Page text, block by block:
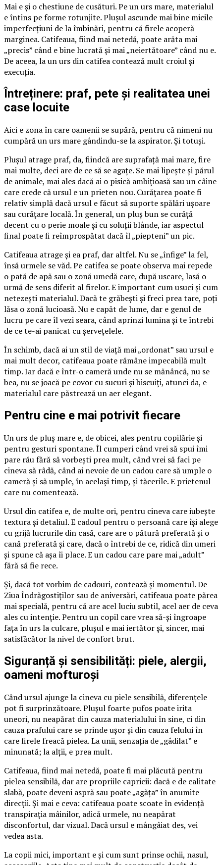
Mai e și o chestiune de cusături. Pe un urs mare, materialul
e întins pe forme rotunjite. Plușul ascunde mai bine micile
imperfecțiuni de la îmbinări, pentru că firele acoperă
marginea. Catifeaua, fiind mai netedă, poate arăta mai
„precis” când e bine lucrată și mai „neiertătoare” când nu e.
De aceea, la un urs din catifea contează mult croiul și
execuția.
Întreținere: praf, pete și realitatea unei
case locuite
Aici e zona în care oamenii se supără, pentru că nimeni nu
cumpără un urs mare gândindu-se la aspirator. Și totuși.
Plușul atrage praf, da, fiindcă are suprafață mai mare, fire
mai multe, deci are de ce să se agațe. Se mai lipește și părul
de animale, mai ales dacă ai o pisică ambițioasă sau un câine
care crede că ursul e un prieten nou. Curățarea poate fi
relativ simplă dacă ursul e făcut să suporte spălări ușoare
sau curățare locală. În general, un pluș bun se curăță
decent cu o perie moale și cu soluții blânde, iar aspectul
final poate fi reîmprospătat dacă îl „piepteni” un pic.
Catifeaua atrage și ea praf, dar altfel. Nu se „înfige” la fel,
însă urmele se văd. Pe catifea se poate observa mai repede
o pată de apă sau o zonă umedă care, după uscare, lasă o
urmă de sens diferit al firelor. E important cum usuci și cum
netezești materialul. Dacă te grăbești și freci prea tare, poți
lăsa o zonă lucioasă. Nu e capăt de lume, dar e genul de
lucru pe care îl vezi seara, când aprinzi lumina și te întrebi
de ce te-ai panicat cu șervețelele.
În schimb, dacă ai un stil de viață mai „ordonat” sau ursul e
mai mult decor, catifeaua poate rămâne impecabilă mult
timp. Iar dacă e într-o cameră unde nu se mănâncă, nu se
bea, nu se joacă pe covor cu sucuri și biscuiți, atunci da, e
materialul care păstrează un aer elegant.
Pentru cine e mai potrivit fiecare
Un urs de pluș mare e, de obicei, ales pentru copilărie și
pentru gesturi spontane. Îl cumperi când vrei să spui îmi
pare rău fără să vorbești prea mult, când vrei să faci pe
cineva să râdă, când ai nevoie de un cadou care să umple o
cameră și să umple, în același timp, și tăcerile. E prietenul
care nu comentează.
Ursul din catifea e, de multe ori, pentru cineva care iubește
textura și detaliul. E cadoul pentru o persoană care își alege
cu grijă lucrurile din casă, care are o pătură preferată și o
cană preferată și care, dacă o întrebi de ce, ridică din umeri
și spune că așa îi place. E un cadou care pare mai „adult”
fără să fie rece.
Și, dacă tot vorbim de cadouri, contează și momentul. De
Ziua Îndrăgostiților sau de aniversări, catifeaua poate părea
mai specială, pentru că are acel luciu subtil, acel aer de ceva
ales cu intenție. Pentru un copil care vrea să-și îngroape
fața în urs la culcare, plușul e mai iertător și, sincer, mai
satisfăcător la nivel de confort brut.
Siguranță și sensibilități: piele, alergii,
oameni mofturoși
Când ursul ajunge la cineva cu piele sensibilă, diferențele
pot fi surprinzătoare. Plușul foarte pufos poate irita
uneori, nu neapărat din cauza materialului în sine, ci din
cauza prafului care se prinde ușor și din cauza felului în
care firele freacă pielea. La unii, senzația de „gâdilat” e
minunată; la alții, e prea mult.
Catifeaua, fiind mai netedă, poate fi mai plăcută pentru
pielea sensibilă, dar are propriile capricii: dacă e de calitate
slabă, poate deveni aspră sau poate „agăța” în anumite
direcții. Și mai e ceva: catifeaua poate scoate în evidență
transpirația mâinilor, adică urmele, nu neapărat
disconfortul, dar vizual. Dacă ursul e mângâiat des, vei
vedea asta.
La copii mici, important e și cum sunt prinse ochii, nasul,